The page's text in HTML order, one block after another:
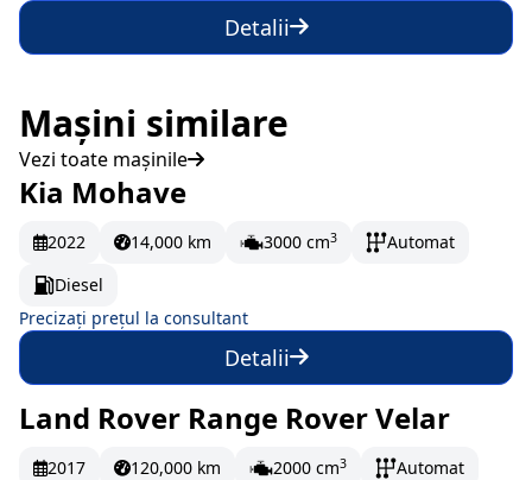
Detalii
Mașini similare
Vezi toate mașinile
La comandă
Kia Mohave
2022 14,000 km 3000 cm3
Automat
Diesel
Precizați prețul la consultant
Detalii
La comandă
Land Rover Range Rover Velar
2017 120,000 km 2000 cm3
Automat